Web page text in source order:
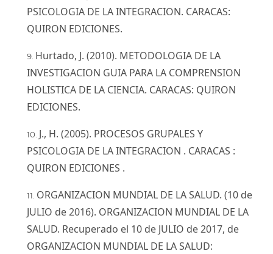
PSICOLOGIA DE LA INTEGRACION. CARACAS:
QUIRON EDICIONES.
Hurtado, J. (2010). METODOLOGIA DE LA
INVESTIGACION GUIA PARA LA COMPRENSION
HOLISTICA DE LA CIENCIA. CARACAS: QUIRON
EDICIONES.
J., H. (2005). PROCESOS GRUPALES Y
PSICOLOGIA DE LA INTEGRACION . CARACAS :
QUIRON EDICIONES .
ORGANIZACION MUNDIAL DE LA SALUD. (10 de
JULIO de 2016). ORGANIZACION MUNDIAL DE LA
SALUD. Recuperado el 10 de JULIO de 2017, de
ORGANIZACION MUNDIAL DE LA SALUD: